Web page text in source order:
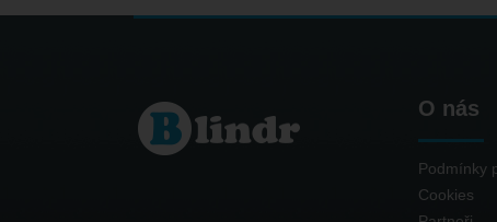
O nás
Podmínky
Cookies